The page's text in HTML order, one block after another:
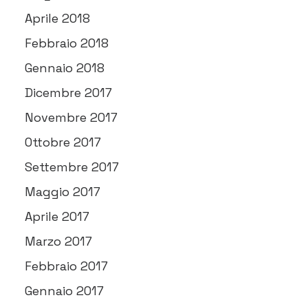
Aprile 2018
Febbraio 2018
Gennaio 2018
Dicembre 2017
Novembre 2017
Ottobre 2017
Settembre 2017
Maggio 2017
Aprile 2017
Marzo 2017
Febbraio 2017
Gennaio 2017